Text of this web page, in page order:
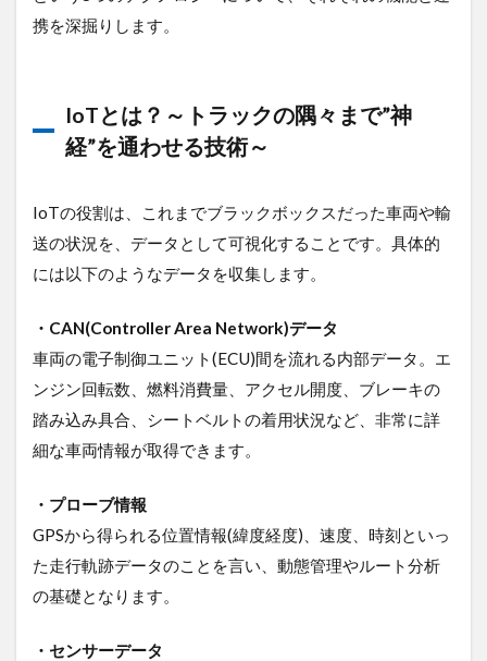
携を深掘りします。
IoTとは？～トラックの隅々まで”神
経”を通わせる技術～
IoTの役割は、これまでブラックボックスだった車両や輸
送の状況を、データとして可視化することです。具体的
には以下のようなデータを収集します。
・CAN(Controller Area Network)データ
車両の電子制御ユニット(ECU)間を流れる内部データ。エ
ンジン回転数、燃料消費量、アクセル開度、ブレーキの
踏み込み具合、シートベルトの着用状況など、非常に詳
細な車両情報が取得できます。
・プローブ情報
GPSから得られる位置情報(緯度経度)、速度、時刻といっ
た走行軌跡データのことを言い、動態管理やルート分析
の基礎となります。
・センサーデータ